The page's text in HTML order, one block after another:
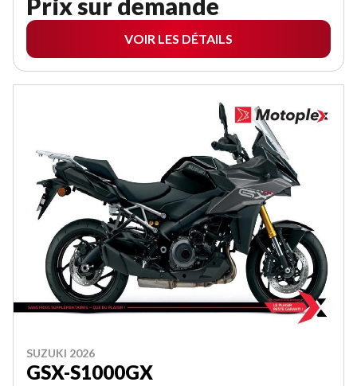
VOIR LES DÉTAILS
SUZUKI 2026
GSX-S1000GX